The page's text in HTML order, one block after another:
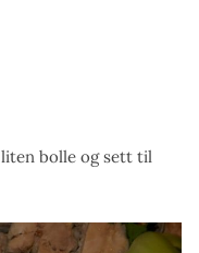
liten bolle og sett til